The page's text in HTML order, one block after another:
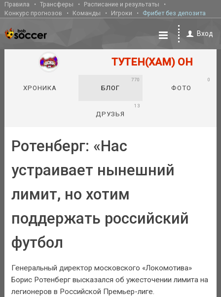
Правила Трансферы
Расписание и результаты
Конкурс прогнозов
Команды Игроки Фрибет без депозита
Вход
ТУТЕН(ХАМ) ОН
ХРОНИКА БЛОГ
770
ФОТО
0
ДРУЗЬЯ
13
Ротенберг: «Нас
устраивает нынешний
лимит, но хотим
поддержать российский
футбол
Генеральный директор московского «Локомотива»
Борис Ротенберг высказался об ужесточении лимита на
легионеров в Российской Премьер-лиге.